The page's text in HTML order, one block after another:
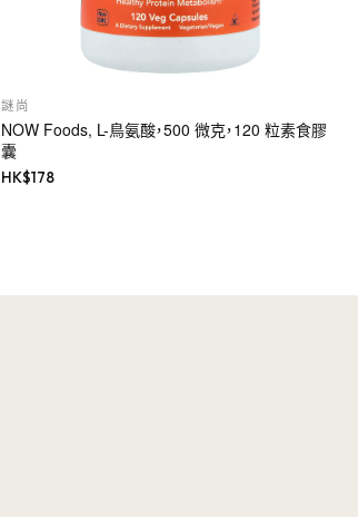
謎尚
NOW Foods, L-鳥氨酸，500 微克，120 粒素食膠
囊
HK$178